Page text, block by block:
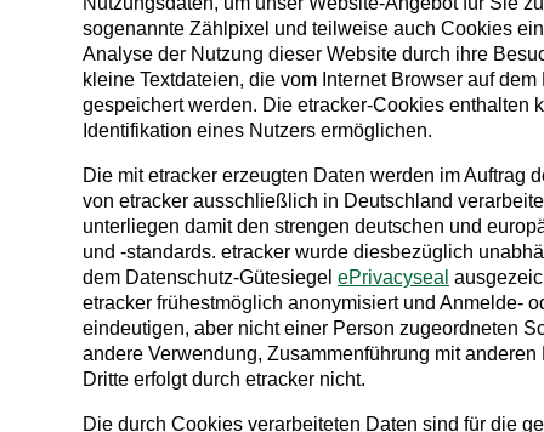
sogenannte Zählpixel und teilweise auch Cookies
Analyse der Nutzung dieser Website durch ihre
kleine Textdateien, die vom Internet Browser auf
gespeichert werden. Die etracker-Cookies enthalten
Identifikation eines Nutzers ermöglichen.
Die mit etracker erzeugten Daten werden im Auftrag
von etracker ausschließlich in Deutschland
unterliegen damit den strengen deutschen und
und -standards. etracker wurde diesbezüglich
dem Datenschutz-Gütesiegel ePrivacyseal
etracker frühestmöglich anonymisiert und Anmelde-
eindeutigen, aber nicht einer Person zugeordneten
andere Verwendung, Zusammenführung mit
Dritte erfolgt durch etracker nicht.
Die durch Cookies verarbeiteten Daten sind für die